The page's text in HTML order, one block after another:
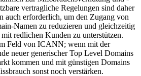
vertragliche Regelungen sind daher
auch erforderlich, um den Zugang von
Namen zu reduzieren und gleichzeitig
redlichen Kunden zu unterstützen.
Feld von ICANN; wenn mit der
neuer generischer Top Level Domains
kommen und mit günstigen Domains
sonst noch verstärken.